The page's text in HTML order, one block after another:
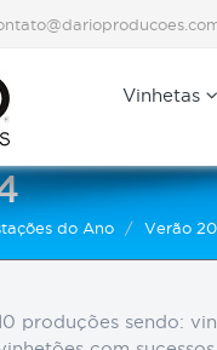
Vinhetas
do Ano Verão
produções sendo: